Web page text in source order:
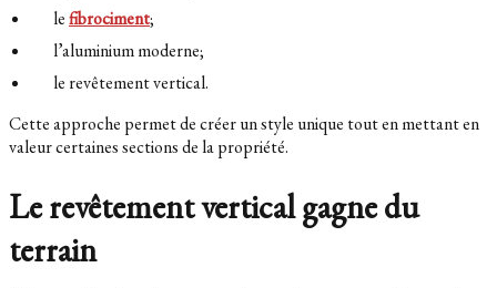
lefibrociment;
l’aluminium moderne;
le revêtement vertical.
Cette approche permet de créer un style unique tout en mettant en
valeur certaines sections de la propriété.
Le revêtement vertical gagne du
terrain